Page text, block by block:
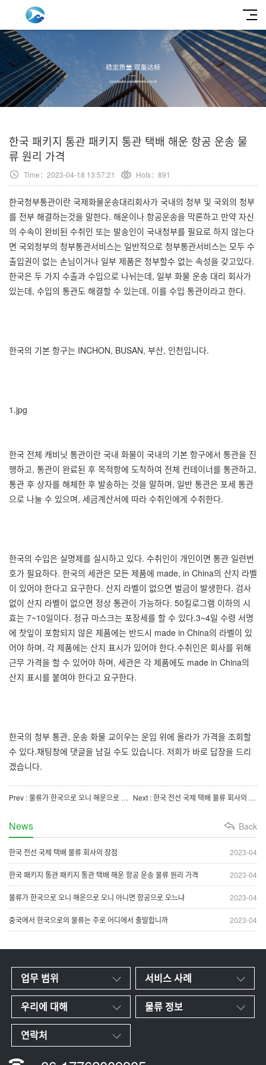
한국 패키지 통관 패키지 통관 택배 해운 항공 운송 물
류 원리 가격
Time：2023-04-18 13:57:21 Hots： 891
한국청부통관이란 국제화물운송대리회사가 국내의 청부 및 국외의 청부
를 전부 해결하는것을 말한다. 해운이나 항공운송을 막론하고 만약 자신
의 수속이 완비된 수취인 또는 발송인이 국내청부를 필요로 하지 않는다
면 국외청부의 청부통관서비스는 일반적으로 청부통관서비스는 모두 수
출입권이 없는 손님이거나 일부 제품은 청부할수 없는 속성을 갖고있다.
한국은 두 가지 수출과 수입으로 나뉘는데, 일부 화물 운송 대리 회사가
있는데, 수입의 통관도 해결할 수 있는데, 이를 수입 통관이라고 한다.
한국의 기본 항구는 INCHON, BUSAN, 부산, 인천입니다.
1.jpg
한국 전체 캐비닛 통관이란 국내 화물이 국내의 기본 항구에서 통관을 진
행하고, 통관이 완료된 후 목적항에 도착하여 전체 컨테이너를 통관하고,
통관 후 상자를 해체한 후 발송하는 것을 말하며, 일반 통관은 포세 통관
으로 나눌 수 있으며, 세금계산서에 따라 수취인에게 수취한다.
한국의 수입은 실명제를 실시하고 있다. 수취인이 개인이면 통관 일련번
호가 필요하다. 한국의 세관은 모든 제품에 made, in China의 산지 라벨
이 있어야 한다고 요구한다. 산지 라벨이 없으면 벌금이 발생한다. 검사
없이 산지 라벨이 없으면 정상 통관이 가능하다. 50킬로그램 이하의 시
효는 7~10일이다. 정규 마스크는 포장세를 할 수 있다.3~4일 수령 서명
에 찻잎이 포함되지 않은 제품에는 반드시 made in China의 라벨이 있
어야 하며, 각 제품에는 산지 표시가 있어야 한다.수취인은 회사를 위해
근무 가격을 할 수 있어야 하며, 세관은 각 제품에도 made in China의
산지 표시를 붙여야 한다고 요구한다.
한국의 청부 통관, 운송 화물 교이우는 운임 위에 올라가 가격을 조회할
수 있다.채팅창에 댓글을 남길 수도 있습니다. 저희가 바로 답장을 드리
겠습니다.
Prev : 물류가 한국으로 오니 해운으로 오니 아니면 항공으로 오느냐 Next : 한국 전선 국제 택배 물류 회사의 장점
Back
News
2023-04
한국 전선 국제 택배 물류 회사의 장점
2023-04
한국 패키지 통관 패키지 통관 택배 해운 항공 운송 물류 원리 가격
2023-04
물류가 한국으로 오니 해운으로 오니 아니면 항공으로 오느냐
2023-04
중국에서 한국으로의 물류는 주로 어디에서 출발합니까
업무 범위 서비스 사례
우리에 대해 물류 정보
연락처